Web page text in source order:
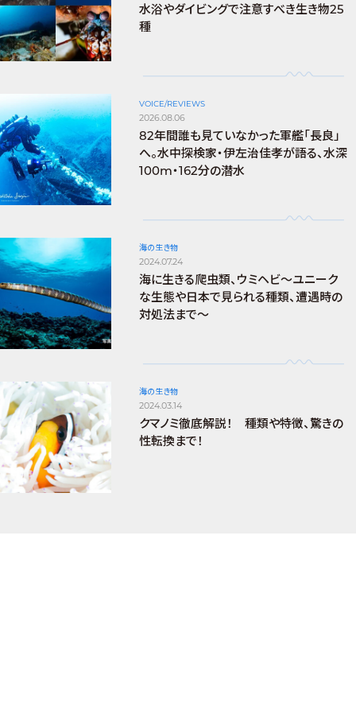
水浴やダイビングで注意すべき生き物25
種
VOICE/REVIEWS
2026.08.06
82年間誰も見ていなかった軍艦「長良」
へ。水中探検家・伊左治佳孝が語る、水深
100m・162分の潜水
海の生き物
2024.07.24
海に生きる爬虫類、ウミヘビ～ユニーク
な生態や日本で見られる種類、遭遇時の
対処法まで～
海の生き物
2024.03.14
クマノミ徹底解説！ 種類や特徴、驚きの
性転換まで！